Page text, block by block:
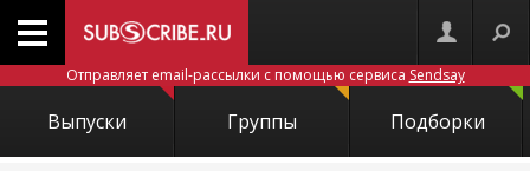
Отправляет email-рассылки с помощью сервиса Sendsay
Выпуски Группы Подборки